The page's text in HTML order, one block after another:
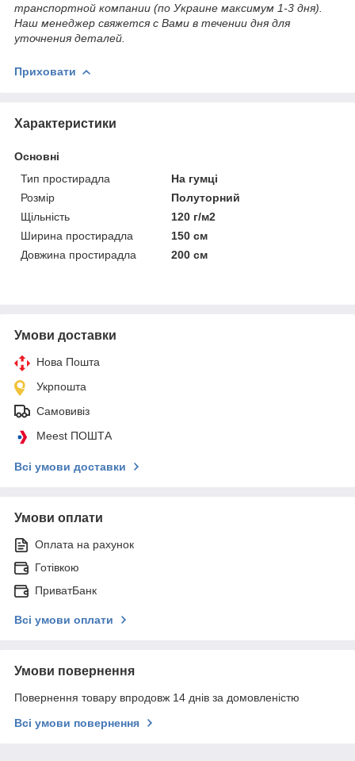
транспортной компании (по Украине максимум 1-3 дня).
Наш менеджер свяжется с Вами в течении дня для
уточнения деталей.
Приховати
Характеристики
Основні
Тип простирадла
На гумці
Розмір
Полуторний
Щільність
120 г/м2
Ширина простирадла
150 см
Довжина простирадла
200 см
Умови доставки
Нова Пошта
Укрпошта
Самовивіз
Meest ПОШТА
Всі умови доставки
Умови оплати
Оплата на рахунок
Готівкою
ПриватБанк
Всі умови оплати
Умови повернення
Повернення товару впродовж 14 днів за домовленістю
Всі умови повернення